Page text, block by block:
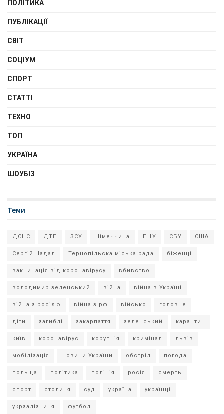
ПОЛІТИКА
ПУБЛІКАЦІЇ
СВІТ
СОЦІУМ
СПОРТ
СТАТТІ
ТЕХНО
ТОП
УКРАЇНА
ШОУБІЗ
Теми
ДСНС ДТП ЗСУ Німеччина ПЦУ СБУ США
Сергій Надал Тернопільска міська рада біженці
вакцинація від коронавірусу вбивство
володимир зеленський війна війна в Україні
війна з росією війна з рф військо головне
діти загиблі закарпаття зеленський карантин
київ коронавірус корупція кримінал львів
мобілізація новини України обстріл погода
польща політика поліція росія смерть
спорт столиця суд україна українці
укрзалізниця футбол